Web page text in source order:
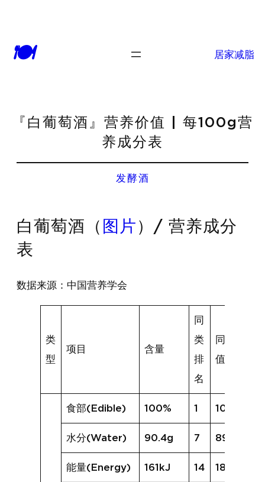
🍽 居家减脂
『白葡萄酒』营养价值 | 每100g营
养成分表
发酵酒
白葡萄酒（ 图片 ）/ 营养成分
表
数据来源：中国营养学会
类
型
项目 含量
同
类
排
名
同类均
值
食部(Edible) 100% 1 100%
水分(Water) 90.4g 7 89.2g
能量(Energy) 161kJ 14 181kJ